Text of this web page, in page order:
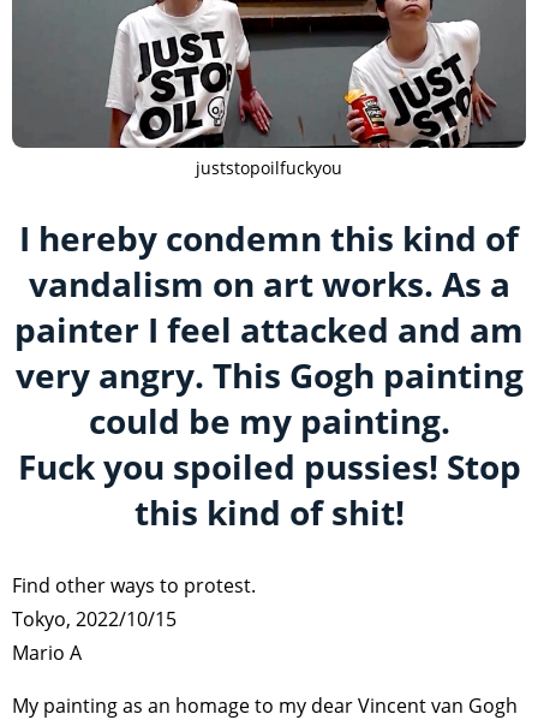
juststopoilfuckyou
I hereby condemn this kind of
vandalism on art works. As a
painter I feel attacked and am
very angry. This Gogh painting
could be my painting.
Fuck you spoiled pussies! Stop
this kind of shit!
Find other ways to protest.
Tokyo, 2022/10/15
Mario A
My painting as an homage to my dear Vincent van Gogh